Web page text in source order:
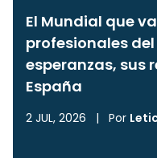
El Mundial que
profesionales
esperanzas, sus
España
2 JUL, 2026 | Por